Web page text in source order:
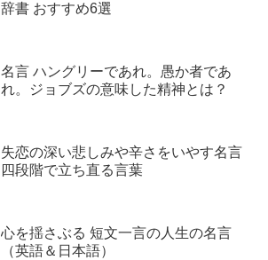
辞書 おすすめ6選
名言 ハングリーであれ。愚か者であ
れ。ジョブズの意味した精神とは？
失恋の深い悲しみや辛さをいやす名言
四段階で立ち直る言葉
心を揺さぶる 短文一言の人生の名言
（英語＆日本語）